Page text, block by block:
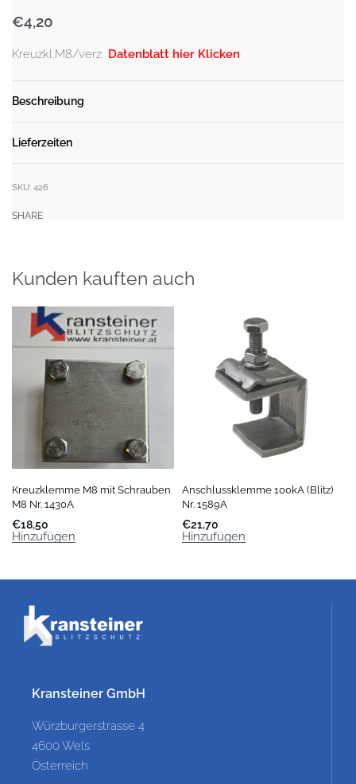
€4,20
Kreuzkl.M8/verz Datenblatt hier Klicken
Beschreibung
Lieferzeiten
SKU: 426
SHARE
Kunden kauften auch
Kreuzklemme M8 mit Schrauben
M8 Nr. 1430A
€18,50
Hinzufügen
Anschlussklemme 100kA (Blitz)
Nr. 1589A
€21,70
Hinzufügen
Kransteiner GmbH
Würzburgerstrasse 4
4600 Wels
Österreich